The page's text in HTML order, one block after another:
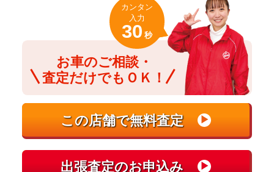
お車のご相談・
査定だけでもＯＫ！
カンタン
入力
30 秒